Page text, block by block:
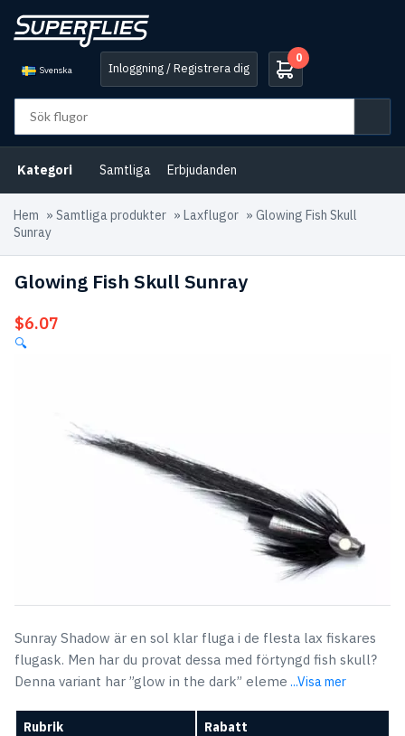
Svenska Inloggning / Registrera dig
0
Kategori Samtliga Erbjudanden
Hem » Samtliga produkter » Laxflugor » Glowing Fish Skull
Sunray
Glowing Fish Skull Sunray
$6.07
🔍
Sunray Shadow är en sol klar fluga i de flesta lax fiskares
flugask. Men har du provat dessa med förtyngd fish skull?
Denna variant har ”glow in the dark” eleme ...Visa mer
Rubrik Rabatt